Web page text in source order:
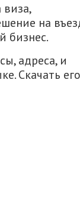
на
бизнес.
адреса, и
Скачать его